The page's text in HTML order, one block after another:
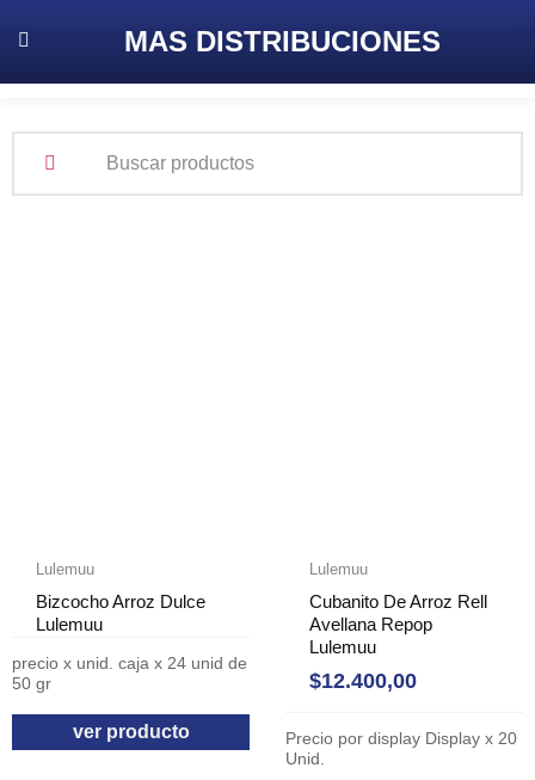
MAS DISTRIBUCIONES
Lulemuu
Bizcocho Arroz Dulce
Lulemuu
precio x unid. caja x 24 unid de
50 gr
ver producto
Lulemuu
Cubanito De Arroz Rell
Avellana Repop
Lulemuu
$12.400,00
Precio por display Display x 20
Unid.